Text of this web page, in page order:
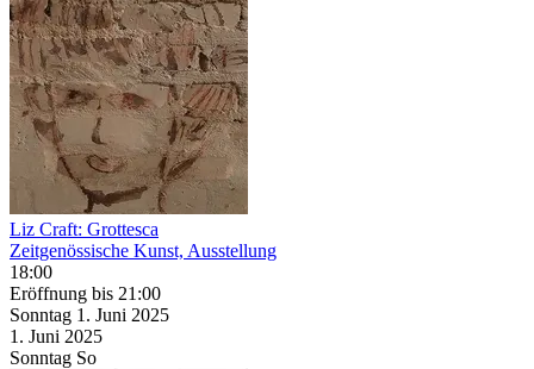
Liz Craft: Grottesca
Zeitgenössische Kunst, Ausstellung
18:00
Eröffnung bis 21:00
Sonntag 1. Juni 2025
1. Juni 2025
Sonntag So